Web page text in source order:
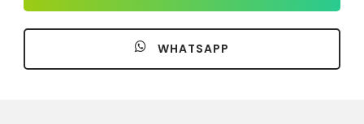
WHATSAPP